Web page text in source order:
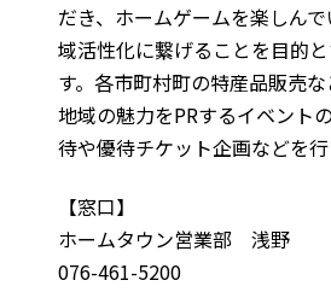
だき、ホームゲームを楽しん
域活性化に繋げることを目的
す。各市町村町の特産品販売
地域の魅力をPRするイベント
待や優待チケット企画などを行
【窓口】
ホームタウン営業部 浅野
076-461-5200